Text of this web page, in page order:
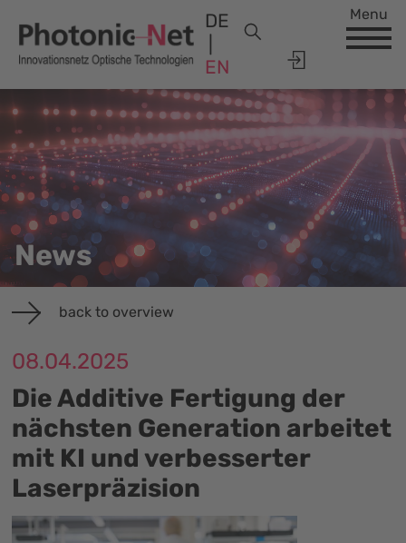
DE
EN
Menu
News
back to overview
08.04.2025
Die Additive Fertigung der
nächsten Generation arbeitet
mit KI und verbesserter
Laserpräzision